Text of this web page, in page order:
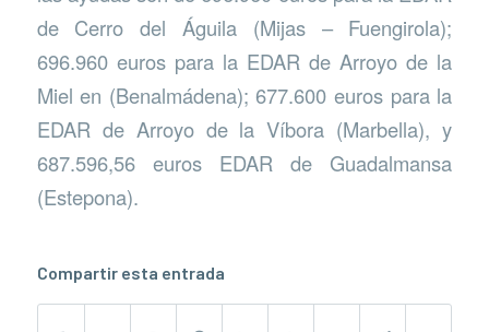
de Cerro del Águila (Mijas – Fuengirola);
696.960 euros para la EDAR de Arroyo de la
Miel en (Benalmádena); 677.600 euros para la
EDAR de Arroyo de la Víbora (Marbella), y
687.596,56 euros EDAR de Guadalmansa
(Estepona).
Compartir esta entrada